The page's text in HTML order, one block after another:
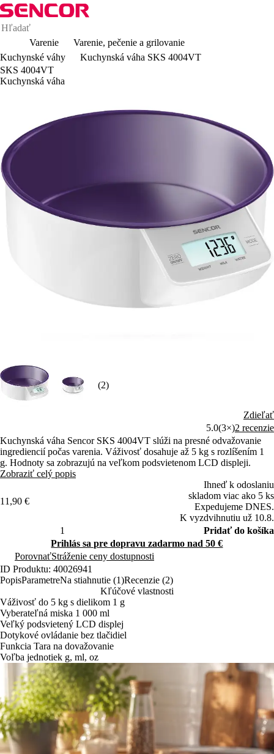
Varenie
Varenie, pečenie a grilovanie
Kuchynské váhy
Kuchynská váha SKS 4004VT
SKS 4004VT
Kuchynská váha
(2)
Zdieľať
5.0(3×)2 recenzie
Kuchynská váha Sencor SKS 4004VT slúži na presné odvažovanie
ingrediencií počas varenia. Váživosť dosahuje až 5 kg s rozlíšením 1
g. Hodnoty sa zobrazujú na veľkom podsvietenom LCD displeji.
Zobraziť celý popis
11,90 €
Ihneď k odoslaniu
skladom viac ako 5 ks
Expedujeme DNES.
K vyzdvihnutiu už 10.8.
Pridať do košíka
Prihlás sa pre dopravu zadarmo nad 50 €
PorovnaťStráženie ceny dostupnosti
ID Produktu: 40026941
PopisParametreNa stiahnutie (1)Recenzie (2)
Kľúčové vlastnosti
Váživosť do 5 kg s dielikom 1 g
Vyberateľná miska 1 000 ml
Veľký podsvietený LCD displej
Dotykové ovládanie bez tlačidiel
Funkcia Tara na dovažovanie
Voľba jednotiek g, ml, oz